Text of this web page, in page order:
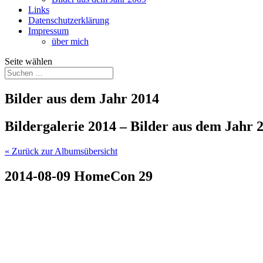
Links
Datenschutzerklärung
Impressum
über mich
Seite wählen
Bilder aus dem Jahr 2014
Bildergalerie 2014 – Bilder aus dem Jahr
« Zurück zur Albumsübersicht
2014-08-09 HomeCon 29